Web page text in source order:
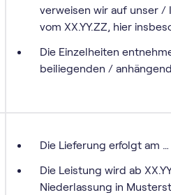
verweisen wir auf unser /
vom XX.YY.ZZ, hier
Die Einzelheiten
beiliegenden /
Die Lieferung erfolgt am …
Die Leistung wird ab
Niederlassung in